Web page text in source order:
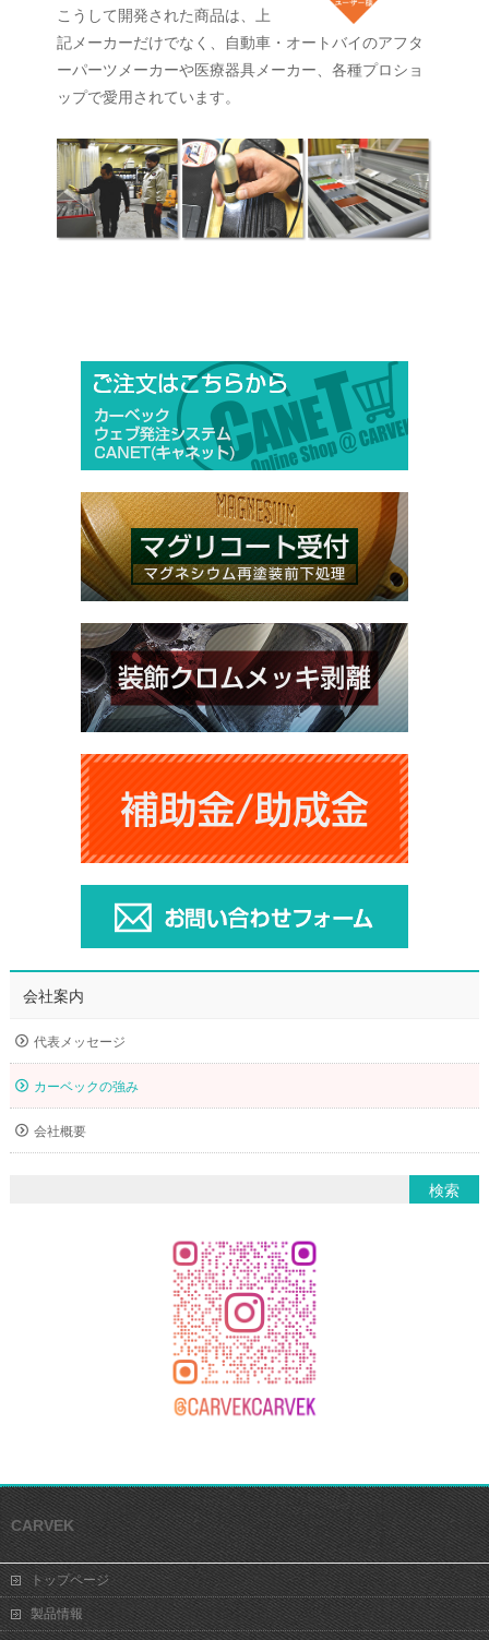
こうして開発された商品は、上
記メーカーだけでなく、自動車・オートバイのアフタ
ーパーツメーカーや医療器具メーカー、各種プロショ
ップで愛用されています。
会社案内
代表メッセージ
カーベックの強み
会社概要
CARVEK
トップページ
製品情報